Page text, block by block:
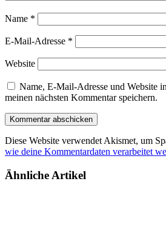
Name *
E-Mail-Adresse *
Website
Name, E-Mail-Adresse und Website
meinen nächsten Kommentar speichern.
Diese Website verwendet Akismet, um
wie deine Kommentardaten verarbeitet
Ähnliche Artikel